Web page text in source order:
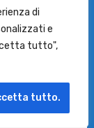
di
e
tutto",
tutto.